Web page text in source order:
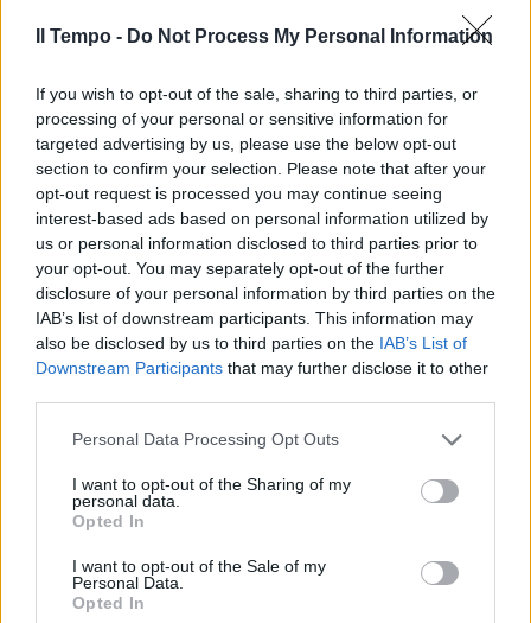
Il Tempo - Do Not Process My Personal Information
If you wish to opt-out of the sale, sharing to third parties, or
processing of your personal or sensitive information for
targeted advertising by us, please use the below opt-out
section to confirm your selection. Please note that after your
opt-out request is processed you may continue seeing
interest-based ads based on personal information utilized by
us or personal information disclosed to third parties prior to
your opt-out. You may separately opt-out of the further
disclosure of your personal information by third parties on the
IAB’s list of downstream participants. This information may
also be disclosed by us to third parties on the IAB’s List of
Downstream Participants that may further disclose it to other
Personal Data Processing Opt Outs
I want to opt-out of the Sharing of my
personal data.
Opted In
I want to opt-out of the Sale of my
Personal Data.
Opted In